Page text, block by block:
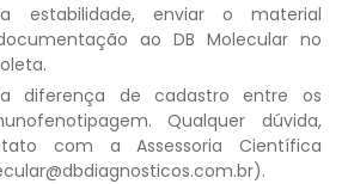
estabilidade, enviar o material
ao DB Molecular no
diferença de cadastro entre os
Qualquer dúvida,
com a Assessoria Científica